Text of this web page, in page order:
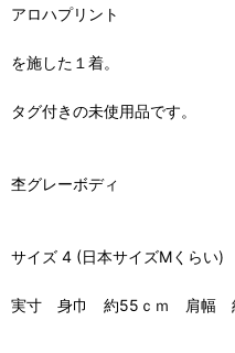
アロハプリント
を施した１着。
タグ付きの未使用品です。
杢グレーボディ
サイズ 4 (日本サイズMくらい)
実寸 身巾 約55ｃｍ 肩幅